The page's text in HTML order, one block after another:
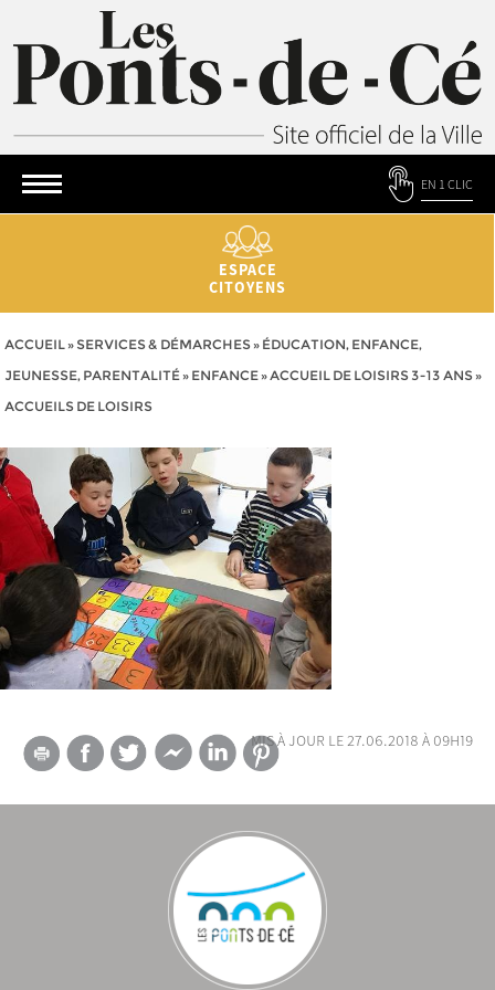
EN 1 CLIC
ESPACE
CITOYENS
ACCUEIL» SERVICES & DÉMARCHES» ÉDUCATION, ENFANCE,
JEUNESSE, PARENTALITÉ» ENFANCE»ACCUEIL DE LOISIRS 3-13 ANS»
ACCUEILS DE LOISIRS
mis à jour le 27.06.2018 à 09h19